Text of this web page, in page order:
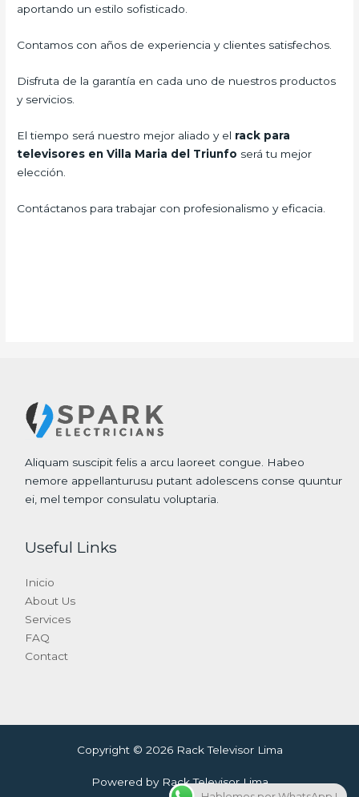
aportando un estilo sofisticado.
Contamos con años de experiencia y clientes satisfechos.
Disfruta de la garantía en cada uno de nuestros productos
y servicios.
El tiempo será nuestro mejor aliado y el rack para
televisores en Villa Maria del Triunfo será tu mejor
elección.
Contáctanos para trabajar con profesionalismo y eficacia.
Aliquam suscipit felis a arcu laoreet congue. Habeo
nemore appellanturusu putant adolescens conse quuntur
ei, mel tempor consulatu voluptaria.
Useful Links
Inicio
About Us
Services
FAQ
Contact
Copyright © 2026 Rack Televisor Lima
Powered by Rack Televisor Lima